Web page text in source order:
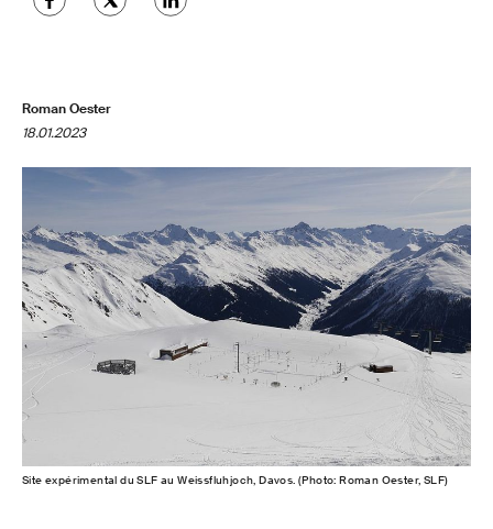
Roman Oester
18.01.2023
Site expérimental du SLF au Weissfluhjoch, Davos. (Photo: Roman Oester, SLF)